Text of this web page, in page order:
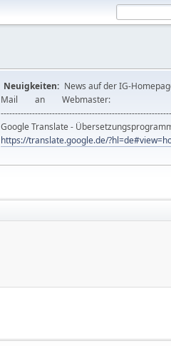
Neuigkeiten: News auf der IG-
Mail an
Google Translate -
https://translate.google.de/